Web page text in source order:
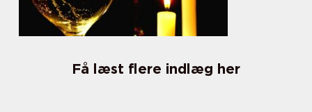
Få læst flere indlæg her